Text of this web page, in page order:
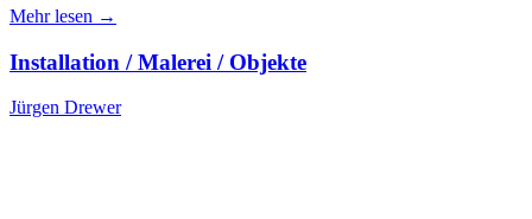
Mehr lesen →
Installation / Malerei / Objekte
Jürgen Drewer